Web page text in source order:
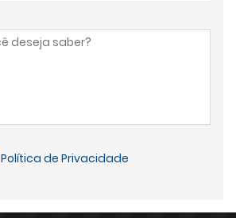
Política de Privacidade